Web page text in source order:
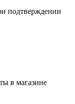
подтверждении
в магазине